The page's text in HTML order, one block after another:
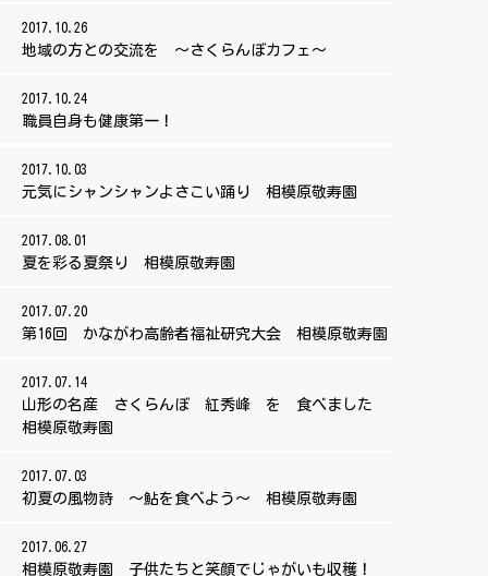
2017.10.26
地域の方との交流を ～さくらんぼカフェ～
2017.10.24
職員自身も健康第一！
2017.10.03
元気にシャンシャンよさこい踊り 相模原敬寿園
2017.08.01
夏を彩る夏祭り 相模原敬寿園
2017.07.20
第16回 かながわ高齢者福祉研究大会 相模原敬寿園
2017.07.14
山形の名産 さくらんぼ 紅秀峰 を 食べました
相模原敬寿園
2017.07.03
初夏の風物詩 ～鮎を食べよう～ 相模原敬寿園
2017.06.27
相模原敬寿園 子供たちと笑顔でじゃがいも収穫！